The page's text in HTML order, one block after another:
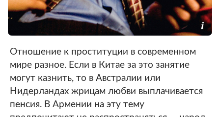
Отношение к проституции в современном
мире разное. Если в Китае за это занятие
могут казнить, то в Австралии или
Нидерландах жрицам любви выплачивается
пенсия. В Армении на эту тему